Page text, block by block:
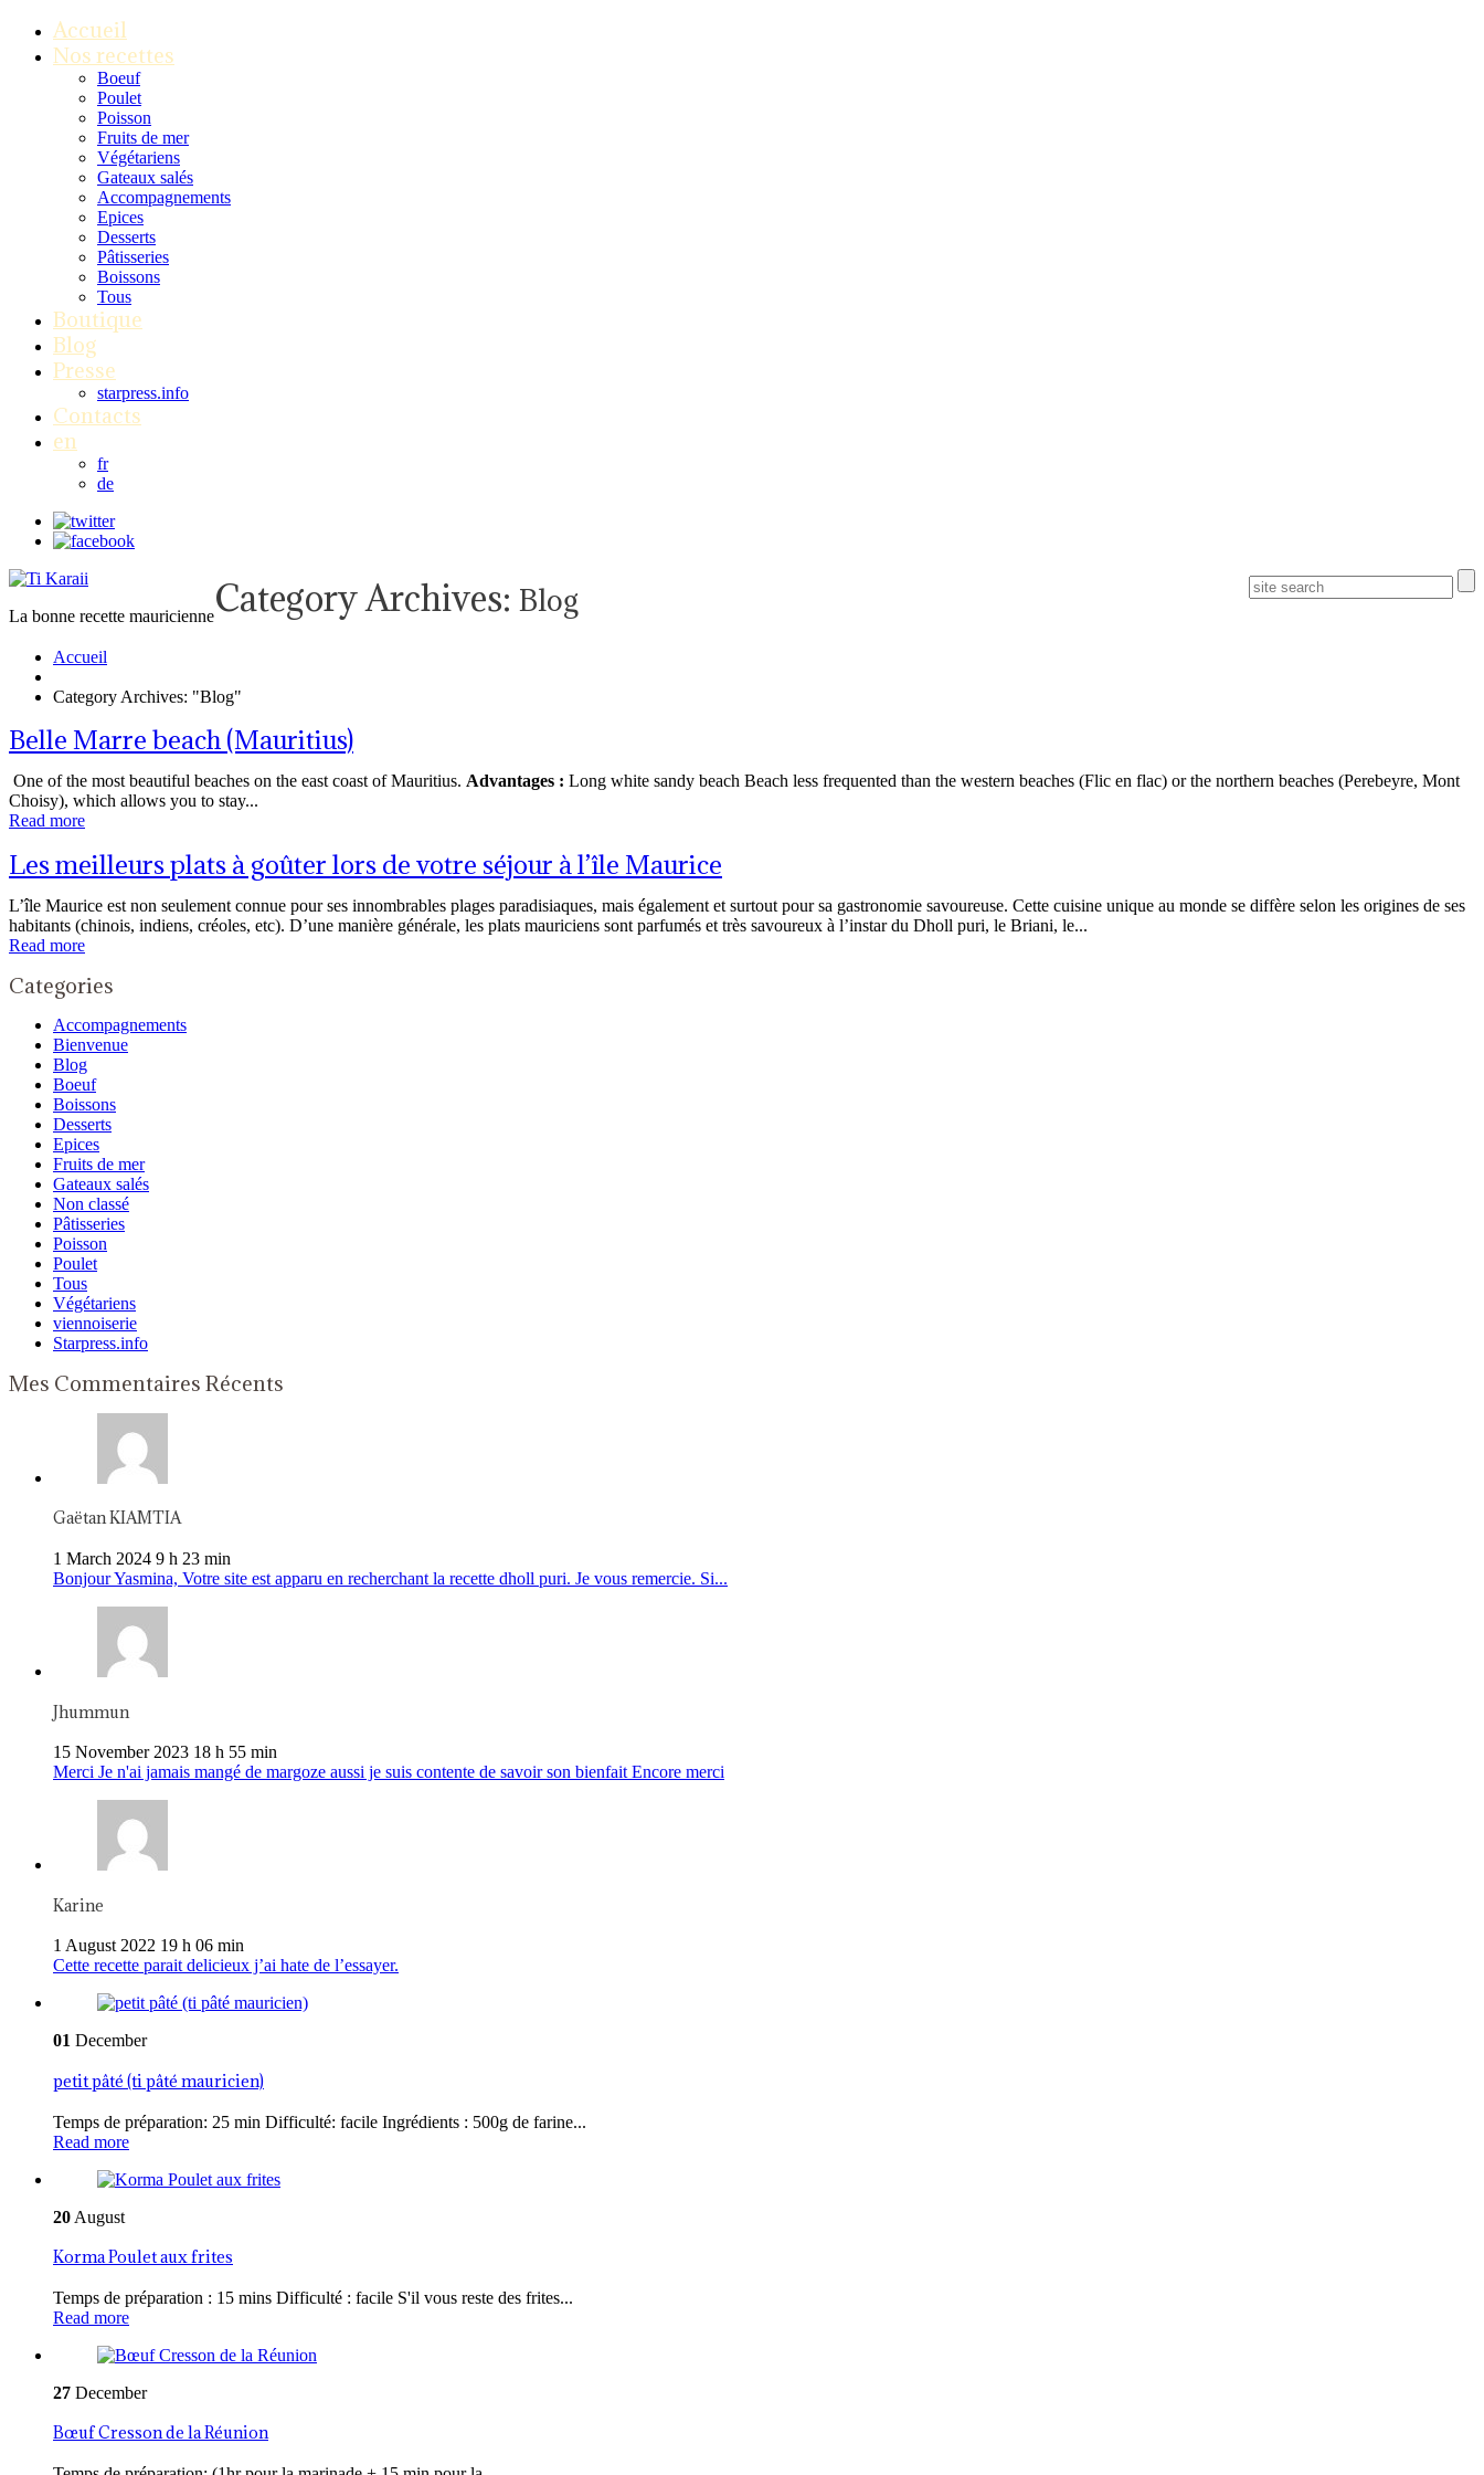
Accueil
Nos recettes
Boeuf
Poulet
Poisson
Fruits de mer
Végétariens
Gateaux salés
Accompagnements
Epices
Desserts
Pâtisseries
Boissons
Tous
Boutique
Blog
Presse
starpress.info
Contacts
en
fr
de
La bonne recette mauricienneCategory Archives: Blog
Accueil
Category Archives: "Blog"
Belle Marre beach (Mauritius)
One of the most beautiful beaches on the east coast of Mauritius. Advantages : Long white sandy beach Beach less frequented than the western beaches (Flic en flac) or the northern beaches (Perebeyre, Mont
Choisy), which allows you to stay...
Read more
Les meilleurs plats à goûter lors de votre séjour à l’île Maurice
L’île Maurice est non seulement connue pour ses innombrables plages paradisiaques, mais également et surtout pour sa gastronomie savoureuse. Cette cuisine unique au monde se diffère selon les origines de ses
habitants (chinois, indiens, créoles, etc). D’une manière générale, les plats mauriciens sont parfumés et très savoureux à l’instar du Dholl puri, le Briani, le...
Read more
Categories
Accompagnements
Bienvenue
Blog
Boeuf
Boissons
Desserts
Epices
Fruits de mer
Gateaux salés
Non classé
Pâtisseries
Poisson
Poulet
Tous
Végétariens
viennoiserie
Starpress.info
Mes Commentaires Récents
Gaëtan KIAMTIA
1 March 2024 9 h 23 min
Bonjour Yasmina, Votre site est apparu en recherchant la recette dholl puri. Je vous remercie. Si...
Jhummun
15 November 2023 18 h 55 min
Merci Je n'ai jamais mangé de margoze aussi je suis contente de savoir son bienfait Encore merci
Karine
1 August 2022 19 h 06 min
Cette recette parait delicieux j’ai hate de l’essayer.
01 December
petit pâté (ti pâté mauricien)
Temps de préparation: 25 min Difficulté: facile Ingrédients : 500g de farine...
Read more
20 August
Korma Poulet aux frites
Temps de préparation : 15 mins Difficulté : facile S'il vous reste des frites...
Read more
27 December
Bœuf Cresson de la Réunion